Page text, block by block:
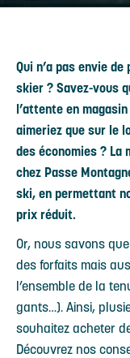
Qui n’a pas envie
skier ? Savez-vous
l’attente en
aimeriez que sur le
des économies ? La
chez Passe
ski, en permettant
prix réduit.
Or, nous savons
des forfaits mais
l’ensemble de la
gants…). Ainsi,
souhaitez acheter
Découvrez nos